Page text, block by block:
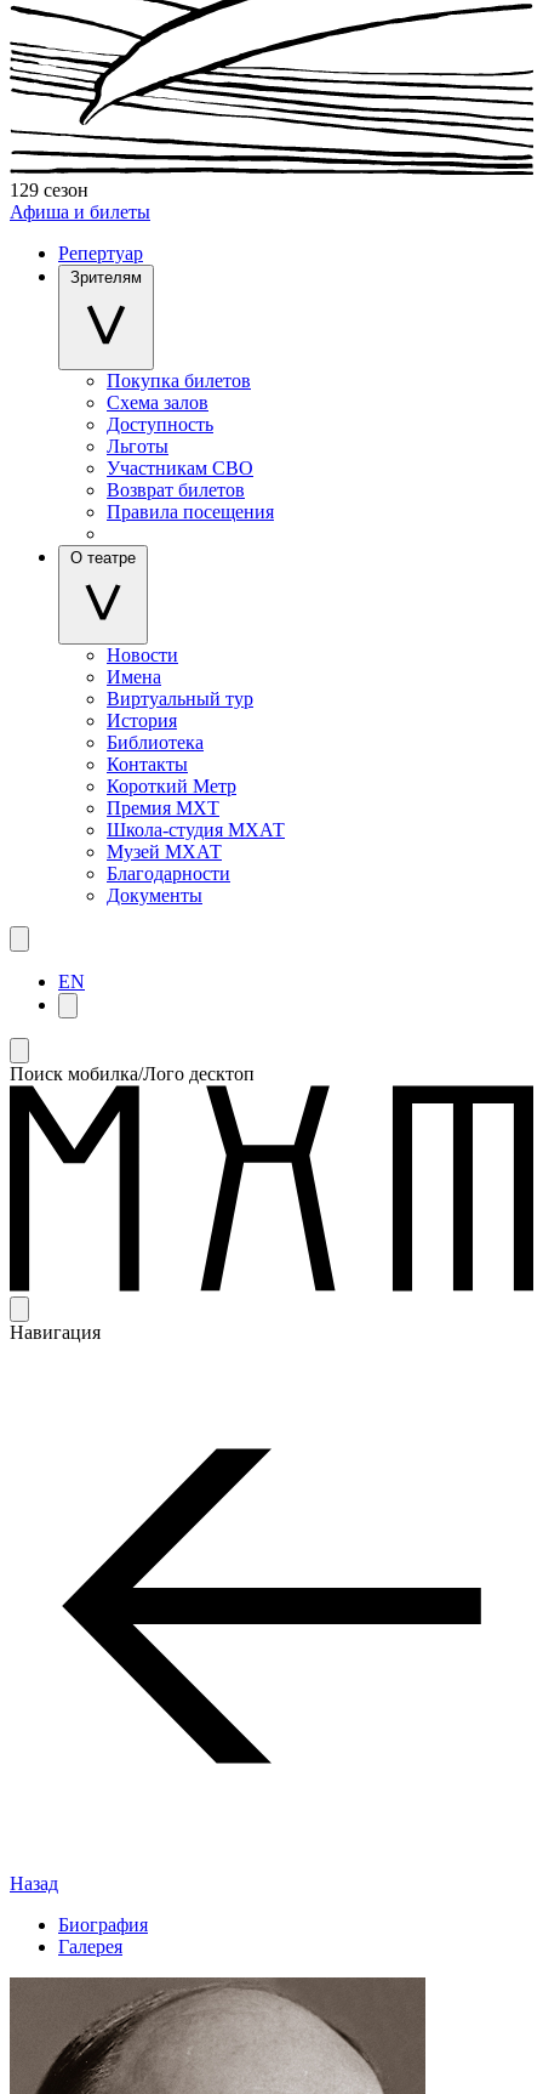
129 сезон
Афиша и билеты
Репертуар
Зрителям
Покупка билетов
Схема залов
Доступность
Льготы
Участникам СВО
Возврат билетов
Правила посещения
О театре
Новости
Имена
Виртуальный тур
История
Библиотека
Контакты
Короткий Метр
Премия МХТ
Школа-студия МХАТ
Музей МХАТ
Благодарности
Документы
EN
Поиск мобилка/Лого десктоп
Навигация
Назад
Биография
Галерея